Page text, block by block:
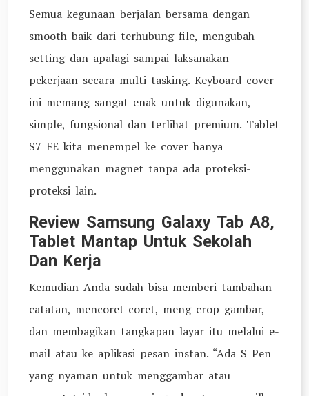
Semua kegunaan berjalan bersama dengan
smooth baik dari terhubung file, mengubah
setting dan apalagi sampai laksanakan
pekerjaan secara multi tasking. Keyboard cover
ini memang sangat enak untuk digunakan,
simple, fungsional dan terlihat premium. Tablet
S7 FE kita menempel ke cover hanya
menggunakan magnet tanpa ada proteksi-
proteksi lain.
Review Samsung Galaxy Tab A8,
Tablet Mantap Untuk Sekolah
Dan Kerja
Kemudian Anda sudah bisa memberi tambahan
catatan, mencoret-coret, meng-crop gambar,
dan membagikan tangkapan layar itu melalui e-
mail atau ke aplikasi pesan instan. “Ada S Pen
yang nyaman untuk menggambar atau